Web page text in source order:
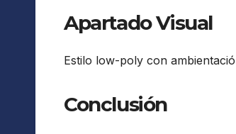
Apartado Visual
Estilo low-poly con
Conclusión